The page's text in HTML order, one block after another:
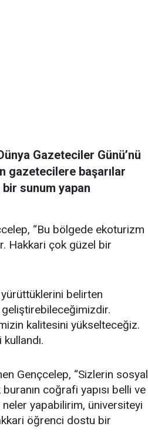
Gazeteciler Günü’nü
gazetecilere başarılar
sunum yapan
“Bu bölgede ekoturizm
Hakkari çok güzel bir
belirten
geliştirebileceğimizdir.
kalitesini yükselteceğiz.
Gençcelep, “Sizlerin sosyal
coğrafi yapısı belli ve
yapabilirim, üniversiteyi
öğrenci dostu bir